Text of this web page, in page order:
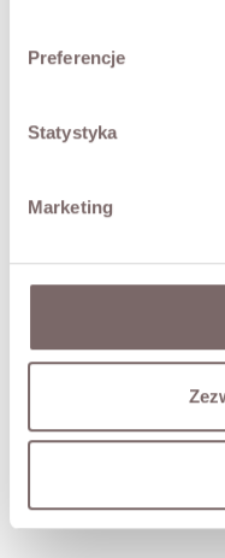
Preferencje
Statystyka
Marketing